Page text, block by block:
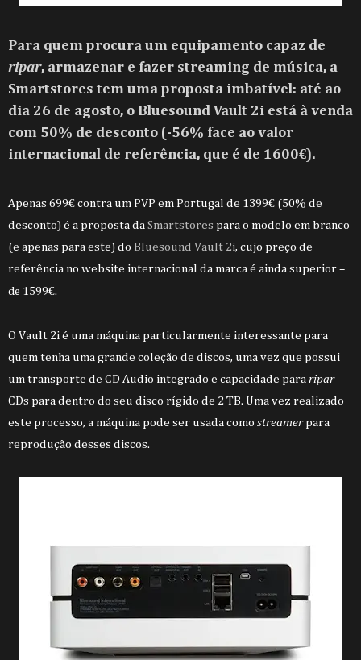
Para quem procura um equipamento capaz de
ripar, armazenar e fazer streaming de música, a
Smartstores tem uma proposta imbatível: até ao
dia 26 de agosto, o Bluesound Vault 2i está à venda
com 50% de desconto (-56% face ao valor
internacional de referência, que é de 1600€).
Apenas 699€ contra um PVP em Portugal de 1399€ (50% de
desconto) é a proposta da Smartstores para o modelo em branco
(e apenas para este) do Bluesound Vault 2i, cujo preço de
referência no website internacional da marca é ainda superior –
de 1599€.
O Vault 2i é uma máquina particularmente interessante para
quem tenha uma grande coleção de discos, uma vez que possui
um transporte de CD Audio integrado e capacidade para ripar
CDs para dentro do seu disco rígido de 2 TB. Uma vez realizado
este processo, a máquina pode ser usada como streamer para
reprodução desses discos.